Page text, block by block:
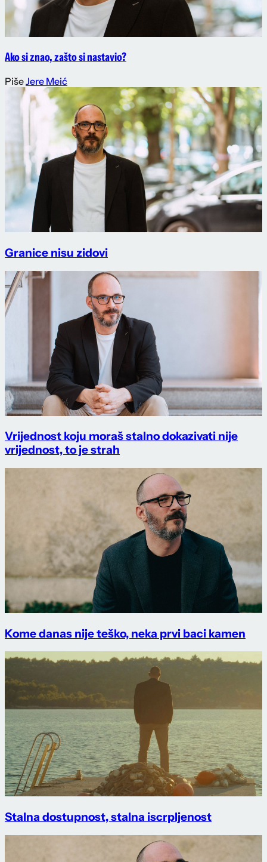
Ako si znao, zašto si nastavio?
PišeJere Meić
Granice nisu zidovi
Vrijednost koju moraš stalno dokazivati nije
vrijednost, to je strah
Kome danas nije teško, neka prvi baci kamen
Stalna dostupnost, stalna iscrpljenost